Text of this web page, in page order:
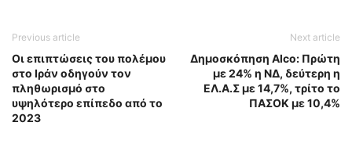
Previous article
Οι επιπτώσεις του πολέμου
στο Ιράν οδηγούν τον
πληθωρισμό στο
υψηλότερο επίπεδο από το
2023
Next article
Δημοσκόπηση Alco: Πρώτη
με 24% η ΝΔ, δεύτερη η
ΕΛ.Α.Σ με 14,7%, τρίτο το
ΠΑΣΟΚ με 10,4%